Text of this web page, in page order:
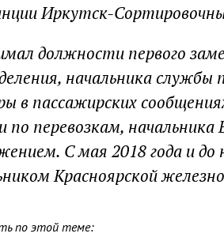
Иркутск-
должности первого
начальника службы
в пассажирских
по перевозкам,
С мая 2018 года и
Красноярской
по этой теме: